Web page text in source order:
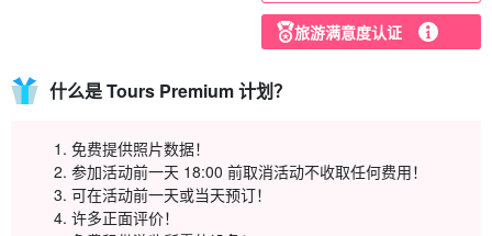
旅游满意度认证
什么是 Tours Premium 计划？
免费提供照片数据！
参加活动前一天 18:00 前取消活动不收取任何费用！
可在活动前一天或当天预订！
许多正面评价！